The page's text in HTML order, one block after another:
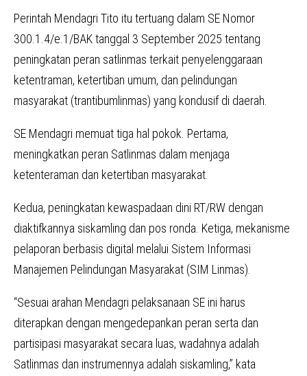
Perintah Mendagri Tito itu tertuang dalam SE Nomor
300.1.4/e.1/BAK tanggal 3 September 2025 tentang
peningkatan peran satlinmas terkait penyelenggaraan
ketentraman, ketertiban umum, dan pelindungan
masyarakat (trantibumlinmas) yang kondusif di daerah.
SE Mendagri memuat tiga hal pokok. Pertama,
meningkatkan peran Satlinmas dalam menjaga
ketenteraman dan ketertiban masyarakat.
Kedua, peningkatan kewaspadaan dini RT/RW dengan
diaktifkannya siskamling dan pos ronda. Ketiga, mekanisme
pelaporan berbasis digital melalui Sistem Informasi
Manajemen Pelindungan Masyarakat (SIM Linmas).
“Sesuai arahan Mendagri pelaksanaan SE ini harus
diterapkan dengan mengedepankan peran serta dan
partisipasi masyarakat secara luas, wadahnya adalah
Satlinmas dan instrumennya adalah siskamling,” kata